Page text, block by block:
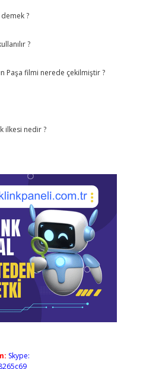
?
?
Paşa filmi nerede çekilmiştir ?
ilkesi nedir ?
Skype: